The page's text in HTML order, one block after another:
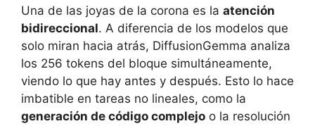
Una de las joyas de la corona es la atención
bidireccional. A diferencia de los modelos que
solo miran hacia atrás, DiffusionGemma analiza
los 256 tokens del bloque simultáneamente,
viendo lo que hay antes y después. Esto lo hace
imbatible en tareas no lineales, como la
generación de código complejo o la resolución